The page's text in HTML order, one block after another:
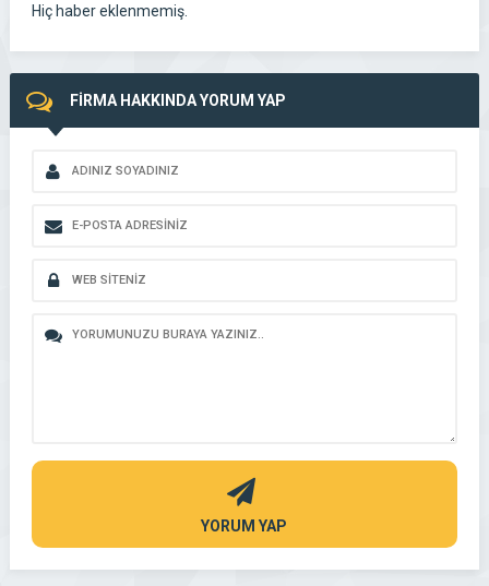
Hiç haber eklenmemiş.
FİRMA HAKKINDA YORUM YAP
YORUM YAP